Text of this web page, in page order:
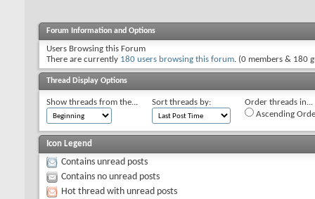
Forum Information and Options
Users Browsing this Forum
There are currently 180 users browsing this forum. (0 members & 180
Thread Display Options
Show threads from the... Sort threads by:
Order threads in...
Ascending
Icon Legend
Contains unread posts
Contains no unread posts
Hot thread with unread posts